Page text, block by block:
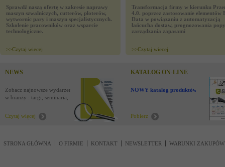
Sprawdź naszą ofertę w zakresie naprawy
maszyn szwalniczych, cutterów, ploterów,
wytwornic pary i maszyn specjalistycznych.
Szkolenie pracowników oraz wsparcie
technologiczne.
>>Czytaj wiecej
Transformacja firmy w kierunku
4.0. poprzez zastosowanie elementów
Data w powiązaniu z automatyzacją
łańcucha dostaw, prognozowania
zarządzania zapasami
>>Czytaj wiecej
NEWS
Zobacz najnowsze wydarzenia
w branży : targi, seminaria,
Czytaj więcej
KATALOG ON-LINE
NOWY katalog produktów !
Pobierz
STRONA GŁÓWNA O FIRMIE KONTAKT NEWSLETTER WARUNKI ZAKUPÓW